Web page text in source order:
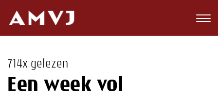
Wedstrijden
714x gelezen
Een week vol